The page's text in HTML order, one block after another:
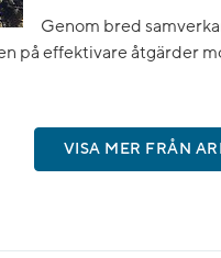
Genom bred
på effektivare åtgärder
VISA MER FRÅN